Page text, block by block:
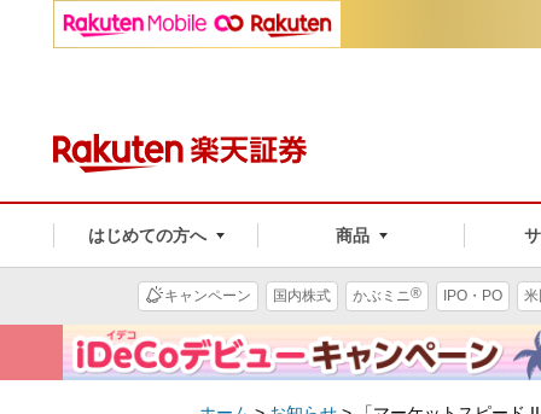
はじめての方へ 商品
キャンペーン 国内株式 かぶミニ® IPO・PO